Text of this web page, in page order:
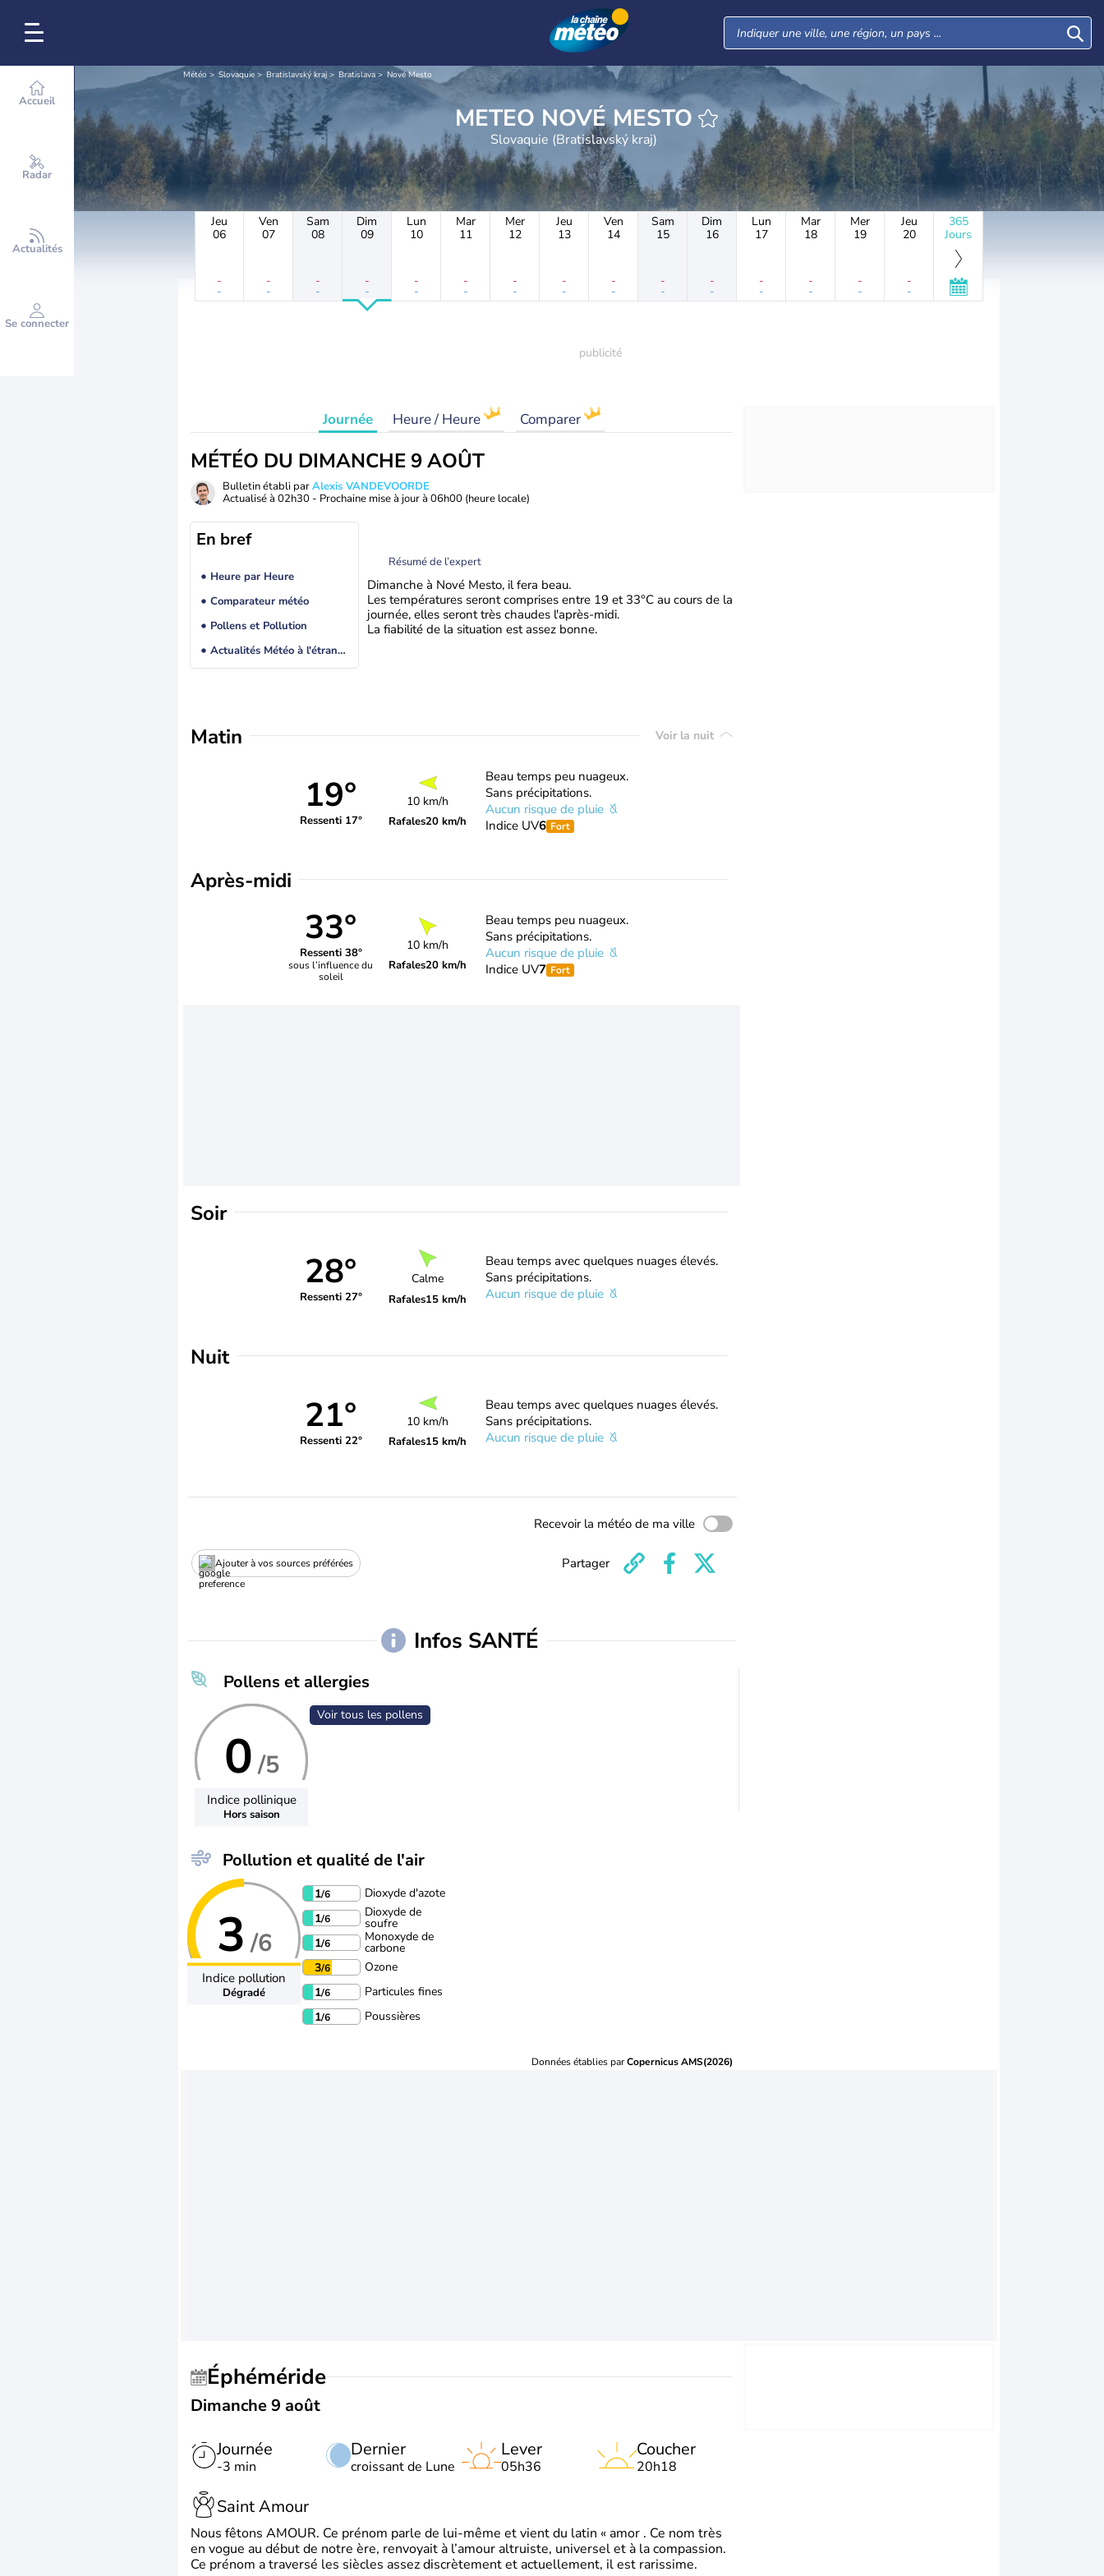
Accueil
Radar
Actualités
Se connecter
Météo Slovaquie Bratislavský kraj Bratislava Nové Mesto
METEO NOVÉ MESTO
Slovaquie (Bratislavský kraj)
Jeu
06
-
-
Ven
07
-
-
Sam
08
-
-
Dim
09
-
-
Lun
10
-
-
Mar
11
-
-
Mer
12
-
-
Jeu
13
-
-
Ven
14
-
-
Sam
15
-
-
Dim
16
-
-
Lun
17
-
-
Mar
18
-
-
Mer
19
-
-
Jeu
20
-
-
365
Jours
Journée Heure / Heure Comparer
MÉTÉO DU DIMANCHE 9 AOÛT
Bulletin établi parAlexis VANDEVOORDE
Actualisé à 02h30 - Prochaine mise à jour à 06h00 (heure locale)
En bref
Heure par Heure
Comparateur météo
Pollens et Pollution
Actualités Météo à l'étranger
Résumé de l’expert
Dimanche à Nové Mesto, il fera beau.
Les températures seront comprises entre 19 et 33°C au cours de la
journée, elles seront très chaudes l'après-midi.
La fiabilité de la situation est assez bonne.
Matin Voir la nuit
19°
Ressenti 17°
10 km/h
Rafales20 km/h
Beau temps peu nuageux.
Sans précipitations.
Aucun risque de pluie
Indice UV6 Fort
Après-midi
33°
Ressenti 38°
sous l’influence du
soleil
10 km/h
Rafales20 km/h
Beau temps peu nuageux.
Sans précipitations.
Aucun risque de pluie
Indice UV7 Fort
Soir
28°
Ressenti 27°
Calme
Rafales15 km/h
Beau temps avec quelques nuages élevés.
Sans précipitations.
Aucun risque de pluie
Nuit
21°
Ressenti 22°
10 km/h
Rafales15 km/h
Beau temps avec quelques nuages élevés.
Sans précipitations.
Aucun risque de pluie
Recevoir la météo de ma ville
Ajouter à vos sources préférées Partager
Infos SANTÉ
Pollens et allergies
0/5
Indice pollinique
Hors saison
Voir tous les pollens
Pollution et qualité de l'air
3 /6
Indice pollution
Dégradé
1/6
Dioxyde d'azote
1/6 Dioxyde de
soufre
1/6 Monoxyde de
carbone
3/6
Ozone
1/6
Particules fines
1/6 Poussières
Données établies parCopernicus AMS(2026)
Éphéméride
Dimanche 9 août
Journée
-3 min
Dernier
croissant de Lune
Lever
05h36
Coucher
20h18
Saint Amour
Nous fêtons AMOUR. Ce prénom parle de lui-même et vient du latin « amor . Ce nom très
en vogue au début de notre ère, renvoyait à l’amour altruiste, universel et à la compassion.
Ce prénom a traversé les siècles assez discrètement et actuellement, il est rarissime.